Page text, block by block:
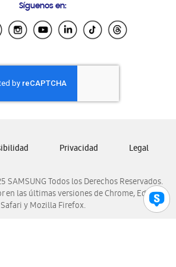
Samsung Ecuador
Samsung El Salvador
Samsung Honduras
Samsung Nicaragua
Samsung Panamá
Samsung Venezuela
Síguenos en:
Todos los Derechos Reservados.
en las últimas versiones de Chrome, Edge,
Safari y Mozilla Firefox.
Privacidad Legal